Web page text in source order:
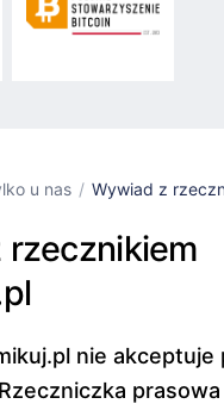
u nas Wywiad z
nie akceptuje
prasowa